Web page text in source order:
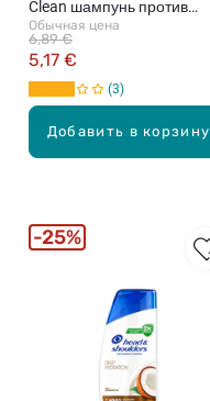
Добавить в корзину
Clean шампунь против
перхоти, 250мл
Обычная цена
5,17 €
6,89 €
3
25%